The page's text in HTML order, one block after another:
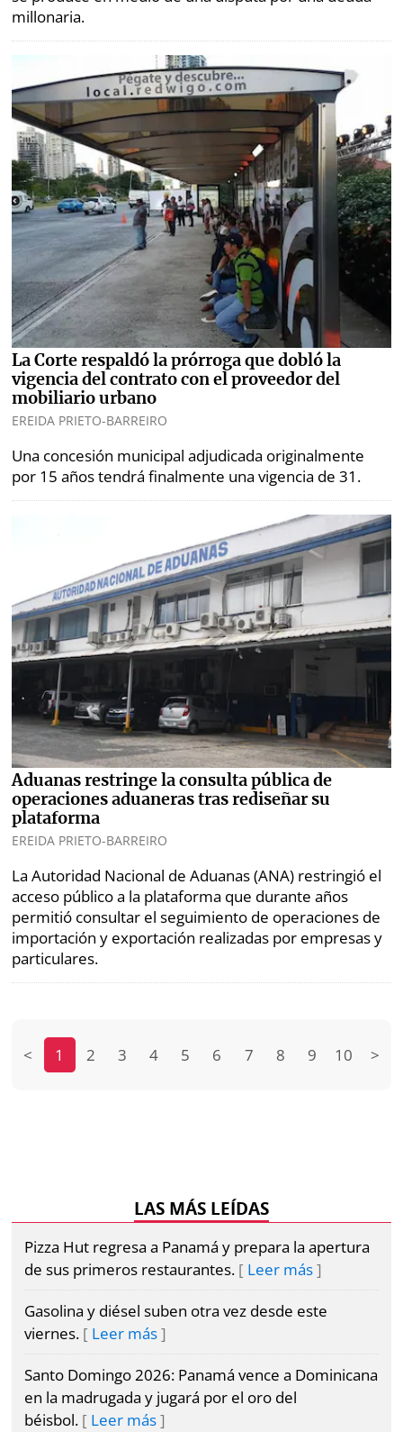
millonaria.
La Corte respaldó la prórroga que dobló la
vigencia del contrato con el proveedor del
mobiliario urbano
EREIDA PRIETO-BARREIRO
Una concesión municipal adjudicada originalmente
por 15 años tendrá finalmente una vigencia de 31.
Aduanas restringe la consulta pública de
operaciones aduaneras tras rediseñar su
plataforma
EREIDA PRIETO-BARREIRO
La Autoridad Nacional de Aduanas (ANA) restringió el
acceso público a la plataforma que durante años
permitió consultar el seguimiento de operaciones de
importación y exportación realizadas por empresas y
particulares.
< 1 2 3 4 5 6 7 8 9 10 >
LAS MÁS LEÍDAS
Pizza Hut regresa a Panamá y prepara la apertura
de sus primeros restaurantes.
Leer más
Gasolina y diésel suben otra vez desde este
viernes.
Leer más
Santo Domingo 2026: Panamá vence a Dominicana
en la madrugada y jugará por el oro del
béisbol.
Leer más